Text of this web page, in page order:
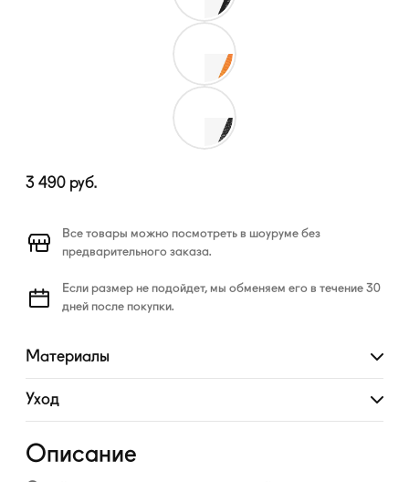
3 490 руб.
Все товары можно посмотреть в шоуруме без
предварительного заказа.
Если размер не подойдет, мы обменяем его в течение 30
дней после покупки.
Материалы
Развернуть
Уход
Развернуть
Описание